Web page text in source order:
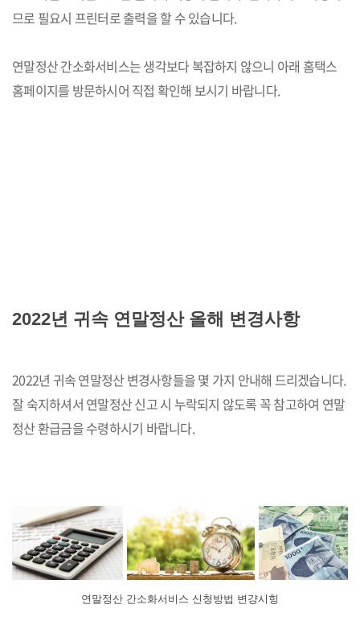
므로 필요시 프린터로 출력을 할 수 있습니다.
연말정산 간소화서비스는 생각보다 복잡하지 않으니 아래 홈택스
홈페이지를 방문하시어 직접 확인해 보시기 바랍니다.
2022년 귀속 연말정산 올해 변경사항
2022년 귀속 연말정산 변경사항들을 몇 가지 안내해 드리겠습니다.
잘 숙지하셔서 연말정산 신고 시 누락되지 않도록 꼭 참고하여 연말
정산 환급금을 수령하시기 바랍니다.
연말정산 간소화서비스 신청방법 변걍시힝